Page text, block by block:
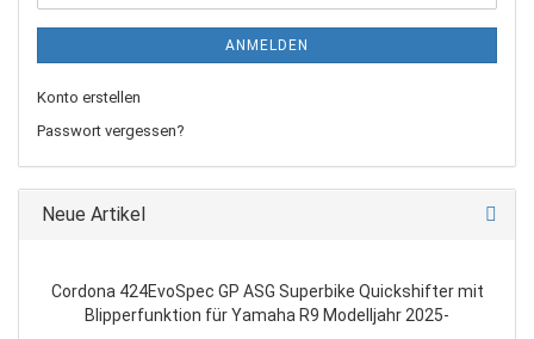
ANMELDEN
Konto erstellen
Passwort vergessen?
Neue Artikel
Cordona 424EvoSpec GP ASG Superbike Quickshifter mit
Blipperfunktion für Yamaha R9 Modelljahr 2025-